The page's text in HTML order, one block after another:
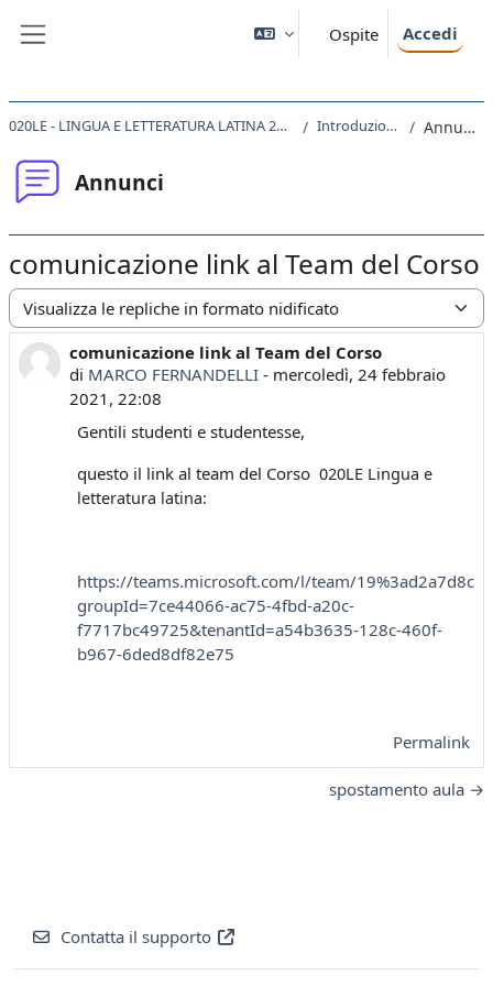
Ospite Accedi
020LE - LINGUA E LETTERATURA LATINA 2020 Introduzione Annunci
Annunci
comunicazione link al Team del Corso
Modalità visualizzazione
comunicazione link al Team del Corso
di MARCO FERNANDELLI - mercoledì, 24 febbraio
2021, 22:08
Numero di risposte: 0
Gentili studenti e studentesse,
questo il link al team del Corso 020LE Lingua e
letteratura latina:
https://teams.microsoft.com/l/team/
groupId=7ce44066-ac75-4fbd-a20c-
f7717bc49725&tenantId=a54b3635-128c-460f-
b967-6ded8df82e75
Permalink
spostamento aula →
Contatta il supporto